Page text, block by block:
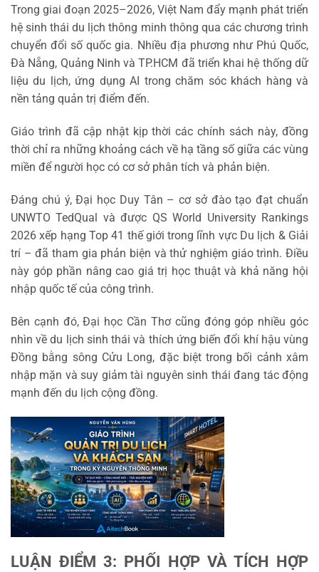
Trong giai đoạn 2025–2026, Việt Nam đẩy mạnh phát triển
hệ sinh thái du lịch thông minh thông qua các chương trình
chuyển đổi số quốc gia. Nhiều địa phương như Phú Quốc,
Đà Nẵng, Quảng Ninh và TP.HCM đã triển khai hệ thống dữ
liệu du lịch, ứng dụng AI trong chăm sóc khách hàng và
nền tảng quản trị điểm đến.
Giáo trình đã cập nhật kịp thời các chính sách này, đồng
thời chỉ ra những khoảng cách về hạ tầng số giữa các vùng
miền để người học có cơ sở phân tích và phản biện.
Đáng chú ý, Đại học Duy Tân – cơ sở đào tạo đạt chuẩn
UNWTO TedQual và được QS World University Rankings
2026 xếp hạng Top 41 thế giới trong lĩnh vực Du lịch & Giải
trí – đã tham gia phản biện và thử nghiệm giáo trình. Điều
này góp phần nâng cao giá trị học thuật và khả năng hội
nhập quốc tế của công trình.
Bên cạnh đó, Đại học Cần Thơ cũng đóng góp nhiều góc
nhìn về du lịch sinh thái và thích ứng biến đổi khí hậu vùng
Đồng bằng sông Cửu Long, đặc biệt trong bối cảnh xâm
nhập mặn và suy giảm tài nguyên sinh thái đang tác động
mạnh đến du lịch cộng đồng.
LUẬN ĐIỂM 3: PHỐI HỢP VÀ TÍCH HỢP